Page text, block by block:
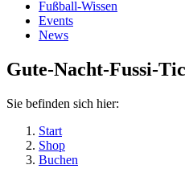
Fußball-Wissen
Events
News
Gute-Nacht-Fussi-
Sie befinden sich hier:
Start
Shop
Buchen